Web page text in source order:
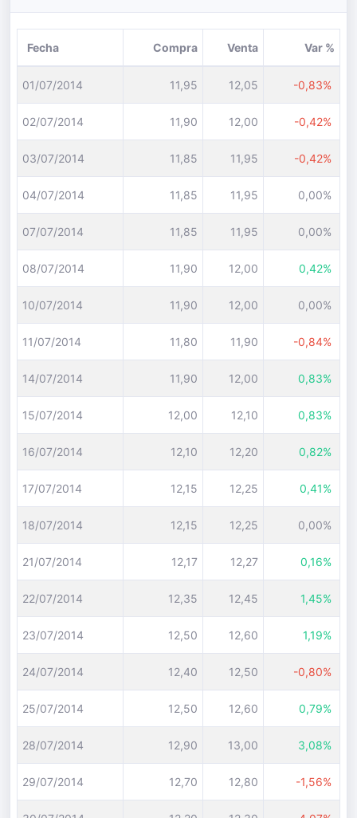
Fecha Compra Venta Var %
01/07/2014 11,95 12,05 -0,83%
02/07/2014 11,90 12,00 -0,42%
03/07/2014 11,85 11,95 -0,42%
04/07/2014 11,85 11,95 0,00%
07/07/2014 11,85 11,95 0,00%
08/07/2014 11,90 12,00 0,42%
10/07/2014 11,90 12,00 0,00%
11/07/2014 11,80 11,90 -0,84%
14/07/2014 11,90 12,00 0,83%
15/07/2014 12,00 12,10 0,83%
16/07/2014 12,10 12,20 0,82%
17/07/2014 12,15 12,25 0,41%
18/07/2014 12,15 12,25 0,00%
21/07/2014 12,17 12,27 0,16%
22/07/2014 12,35 12,45 1,45%
23/07/2014 12,50 12,60 1,19%
24/07/2014 12,40 12,50 -0,80%
25/07/2014 12,50 12,60 0,79%
28/07/2014 12,90 13,00 3,08%
29/07/2014 12,70 12,80 -1,56%